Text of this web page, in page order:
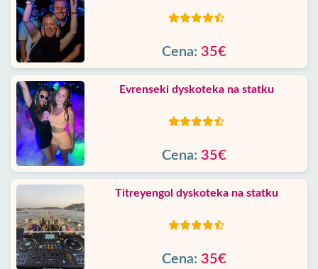
Cena: 35€
Evrenseki dyskoteka na statku
Cena: 35€
Titreyengol dyskoteka na statku
Cena: 35€